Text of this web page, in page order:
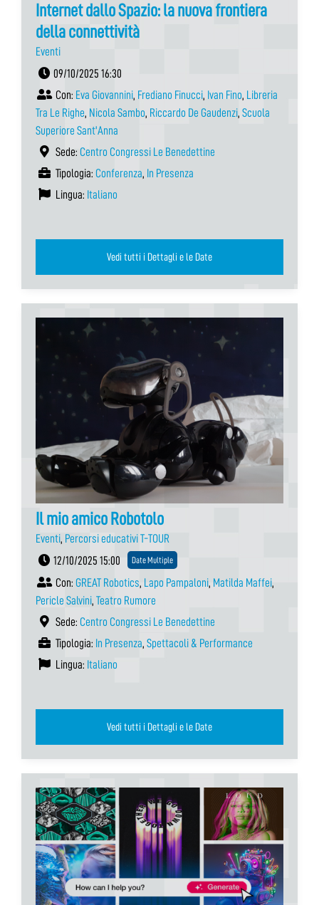
Internet dallo Spazio: la nuova frontiera
della connettività
Eventi
09/10/2025 16:30
Con: Eva Giovannini, Frediano Finucci, Ivan Fino, Libreria
Tra Le Righe, Nicola Sambo, Riccardo De Gaudenzi, Scuola
Superiore Sant'Anna
Sede: Centro Congressi Le Benedettine
Tipologia: Conferenza, In Presenza
Lingua: Italiano
Vedi tutti i Dettagli e le Date
Il mio amico Robotolo
Eventi, Percorsi educativi T-TOUR
12/10/2025 15:00
Date Multiple
Con: GREAT Robotics, Lapo Pampaloni, Matilda Maffei,
Pericle Salvini, Teatro Rumore
Sede: Centro Congressi Le Benedettine
Tipologia: In Presenza, Spettacoli & Performance
Lingua: Italiano
Vedi tutti i Dettagli e le Date